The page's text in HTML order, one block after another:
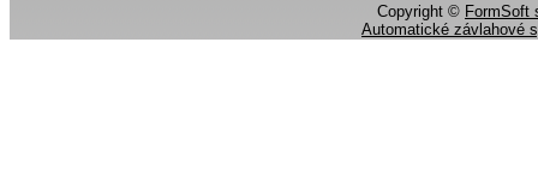
Copyright © FormSoft
Automatické závlahové